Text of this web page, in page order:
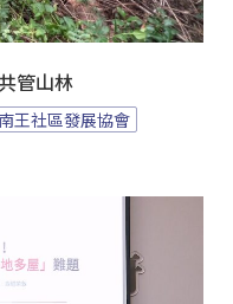
管山林
南王社區發展協會